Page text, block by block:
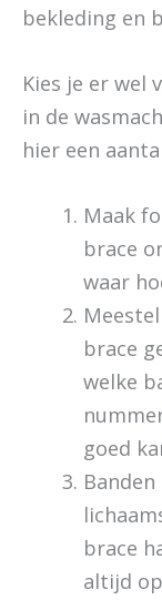
bekleding en
Kies je er wel
in de
hier een
Maak
brace
waar
brace
welke
goed
brace
altijd